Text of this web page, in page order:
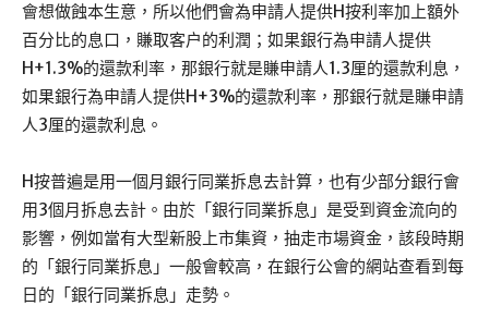
會想做蝕本生意，所以他們會為申請人提供H按利率加上額外
百分比的息口，賺取客户的利潤；如果銀行為申請人提供
H+1.3%的還款利率，那銀行就是賺申請人1.3厘的還款利息，
如果銀行為申請人提供H+3%的還款利率，那銀行就是賺申請
人3厘的還款利息。
H按普遍是用一個月銀行同業拆息去計算，也有少部分銀行會
用3個月拆息去計。由於「銀行同業拆息」是受到資金流向的
影響，例如當有大型新股上市集資，抽走市場資金，該段時期
的「銀行同業拆息」一般會較高，在銀行公會的網站查看到每
日的「銀行同業拆息」走勢。